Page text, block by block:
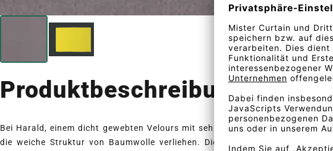
Produktbeschreibung
Bei Harald, einem dicht gewebten Velours mit sehr kurzem Flor, wird einem
die weiche Struktur von Baumwolle verliehen. Die intensive Farbe dieses